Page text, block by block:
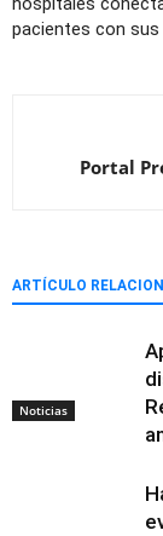
pacientes con
Portal
ARTÍCULO
Noticias